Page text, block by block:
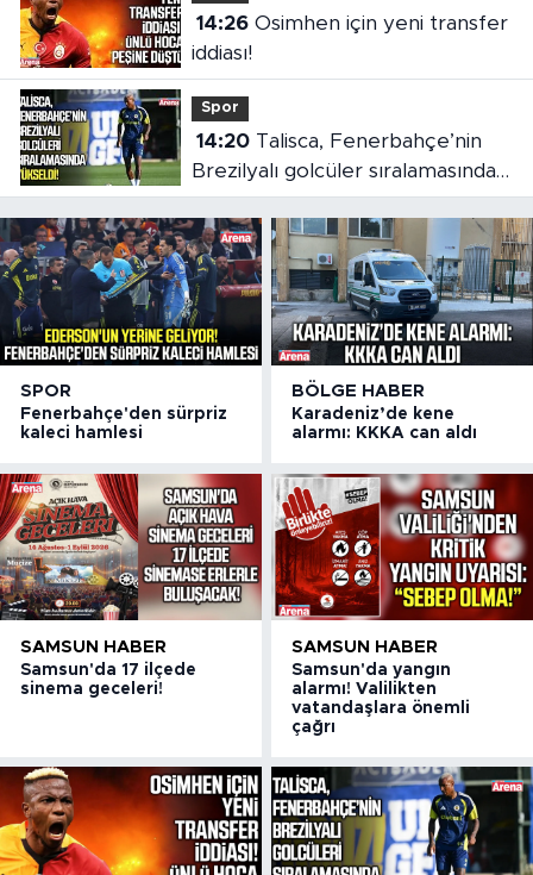
14:26Osimhen için yeni transfer
iddiası!
Spor
14:20Talisca, Fenerbahçe’nin
Brezilyalı golcüler sıralamasında
yükseldi
SPOR
Fenerbahçe'den sürpriz
kaleci hamlesi
BÖLGE HABER
Karadeniz’de kene
alarmı: KKKA can aldı
SAMSUN HABER
Samsun'da 17 ilçede
sinema geceleri!
SAMSUN HABER
Samsun'da yangın
alarmı! Valilikten
vatandaşlara önemli
çağrı